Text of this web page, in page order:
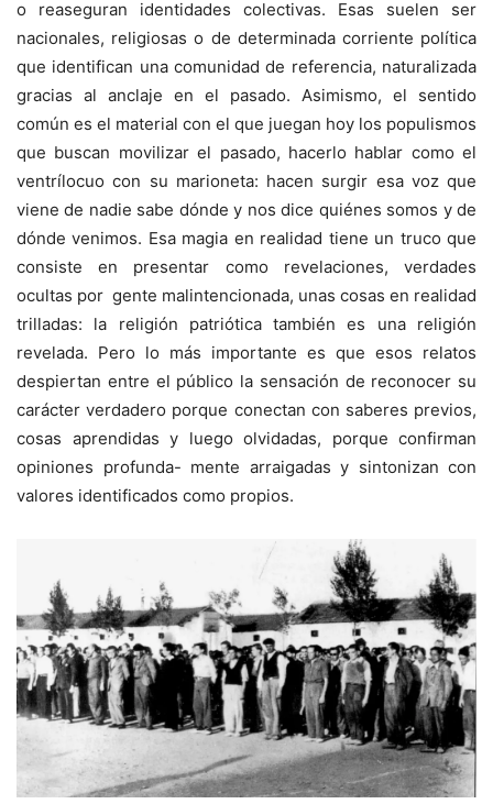
o reaseguran identidades colectivas. Esas suelen ser
nacionales, religiosas o de determinada corriente política
que identifican una comunidad de referencia, naturalizada
gracias al anclaje en el pasado. Asimismo, el sentido
común es el material con el que juegan hoy los populismos
que buscan movilizar el pasado, hacerlo hablar como el
ventrílocuo con su marioneta: hacen surgir esa voz que
viene de nadie sabe dónde y nos dice quiénes somos y de
dónde venimos. Esa magia en realidad tiene un truco que
consiste en presentar como revelaciones, verdades
ocultas por gente malintencionada, unas cosas en realidad
trilladas: la religión patriótica también es una religión
revelada. Pero lo más importante es que esos relatos
despiertan entre el público la sensación de reconocer su
carácter verdadero porque conectan con saberes previos,
cosas aprendidas y luego olvidadas, porque confirman
opiniones profunda- mente arraigadas y sintonizan con
valores identificados como propios.